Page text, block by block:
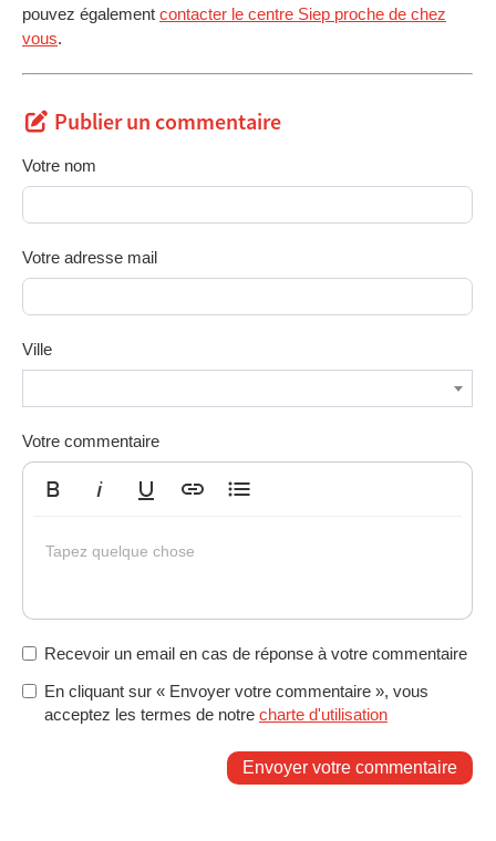
pouvez également contacter le centre Siep proche de chez
vous.
Publier un commentaire
Votre nom
Votre adresse mail
Ville
Votre commentaire
Tapez quelque chose
Recevoir un email en cas de réponse à votre commentaire
En cliquant sur « Envoyer votre commentaire », vous
acceptez les termes de notre charte d'utilisation
Envoyer votre commentaire